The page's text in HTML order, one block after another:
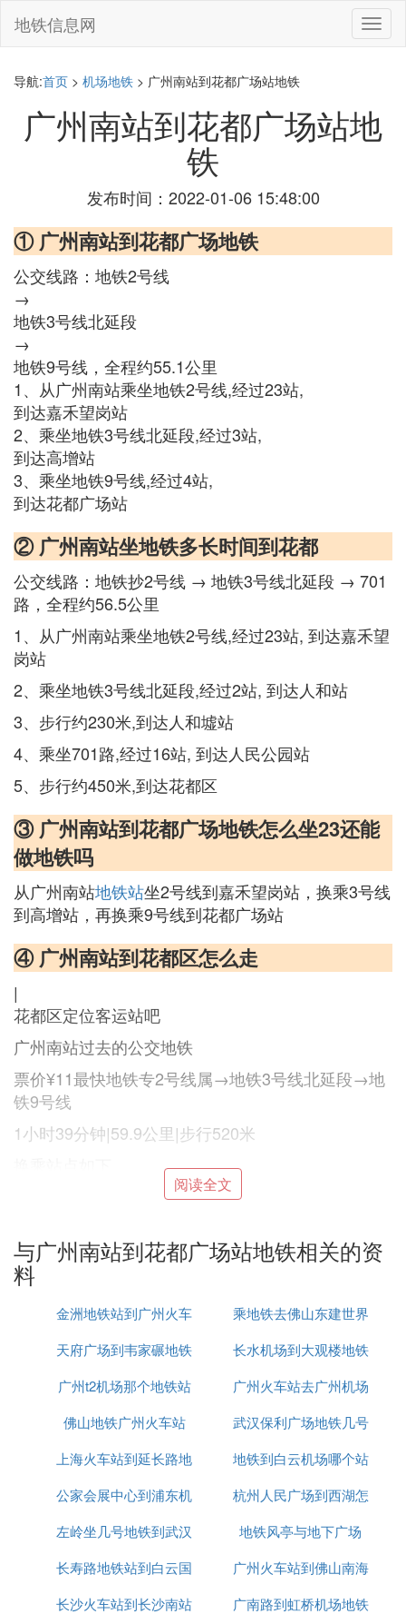
切
换
地铁信息网
导航:首页 > 机场地铁 > 广州南站到花都广场站地铁
广州南站到花都广场站地
铁
发布时间：2022-01-06 15:48:00
① 广州南站到花都广场地铁
公交线路：地铁2号线
→
地铁3号线北延段
→
地铁9号线，全程约55.1公里
1、从广州南站乘坐地铁2号线,经过23站,
到达嘉禾望岗站
2、乘坐地铁3号线北延段,经过3站,
到达高增站
3、乘坐地铁9号线,经过4站,
到达花都广场站
② 广州南站坐地铁多长时间到花都
公交线路：地铁抄2号线 → 地铁3号线北延段 → 701
路，全程约56.5公里
1、从广州南站乘坐地铁2号线,经过23站, 到达嘉禾望
岗站
2、乘坐地铁3号线北延段,经过2站, 到达人和站
3、步行约230米,到达人和墟站
4、乘坐701路,经过16站, 到达人民公园站
5、步行约450米,到达花都区
③ 广州南站到花都广场地铁怎么坐23还能
做地铁吗
从广州南站地铁站坐2号线到嘉禾望岗站，换乘3号线
到高增站，再换乘9号线到花都广场站
④ 广州南站到花都区怎么走
|
花都区定位客运站吧
广州南站过去的公交地铁
票价¥11最快地铁专2号线属→地铁3号线北延段→地
铁9号线
1小时39分钟|59.9公里|步行520米
票价¥20地铁2号线→702路→花7路
2小时25分钟|55.8公里|步行1.1公里
309a路→广275路→705路
2小时53分钟|56.5公里|步行1.6公里
2小时52分钟|56.4公里|步行1.6公里
309a路→71路→705路
2小时59分钟|54.0公里|步行2.4公里
打车费用: 169元(按驾车的最短路程计算)
⑤ 广州南到花都阳光广场地铁
广州南到花都阳光广场，
可从广州南站上车，
在嘉禾望岗站换乘地铁3号线北延段(机场北（2号航
阅读全文
与广州南站到花都广场站地铁相关的资
料
金洲地铁站到广州火车
站地铁要多久
乘地铁去佛山东建世界
广场
天府广场到韦家碾地铁
价格
长水机场到大观楼地铁
广州t2机场那个地铁站
广州火车站去广州机场
地铁
佛山地铁广州火车站
武汉保利广场地铁几号
线
上海火车站到延长路地
铁
地铁到白云机场哪个站
下车
公家会展中心到浦东机
场地铁
杭州人民广场到西湖怎
么坐地铁
左岭坐几号地铁到武汉
火车站
地铁风亭与地下广场
长寿路地铁站到白云国
际机场
广州火车站到佛山南海
地铁
长沙火车站到长沙南站
广南路到虹桥机场地铁